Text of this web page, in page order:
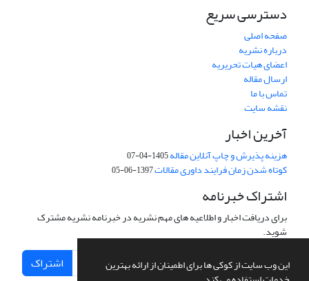
این وب سایت از کوکی ها برای اطمینان از ارائه بهترین
دسترسی سریع
صفحه اصلی
درباره نشریه
اعضای هیات تحریریه
ارسال مقاله
تماس با ما
نقشه سایت
آخرین اخبار
هزینه پذیرش و چاپ آنلاین مقاله1405-04-07
کوتاه شدن زمان فرایند داوری مقالات1397-06-05
اشتراک خبرنامه
برای دریافت اخبار و اطلاعیه های مهم نشریه در خبرنامه نشریه مشترک
شوید.
اشتراک